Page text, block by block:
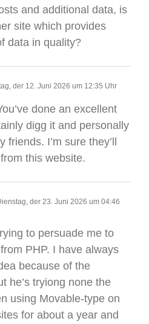
and additional data, is
site which provides
data in quality?
der 12. Juni 2026 um 12:35 Uhr
done an excellent
digg it and personally
friends. I’m sure they’ll
this website.
der 23. Juni 2026 um 04:46
to persuade me to
PHP. I have always
because of the
he’s tryiong none the
using Movable-type on
for about a year and